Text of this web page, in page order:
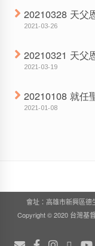
20210328 天父
2021-03-26
20210321 天父
2021-03-19
20210108 就任
2021-01-08
會址：高雄市新興區
Copyright © 2020 台灣基